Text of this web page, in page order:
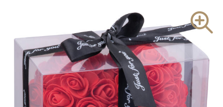
Pasen
Sinterklaas
Verjaardagen